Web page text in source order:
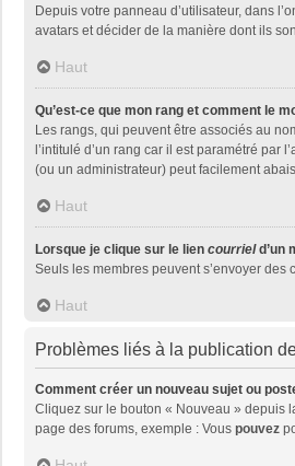
Depuis votre panneau d’utilisateur, dans
avatars et décider de la manière dont ils
Haut
Qu’est-ce que mon rang et comment le
Les rangs, qui peuvent être associés au
l’intitulé d’un rang car il est paramétré par
(ou un administrateur) peut facilement
Haut
Lorsque je clique sur le lien courrield’un
Seuls les membres peuvent s’envoyer
Haut
Problèmes liés à la publication
Comment créer un nouveau sujet ou
Cliquez sur le bouton « Nouveau » depuis
page des forums, exemple : Vous pouvez